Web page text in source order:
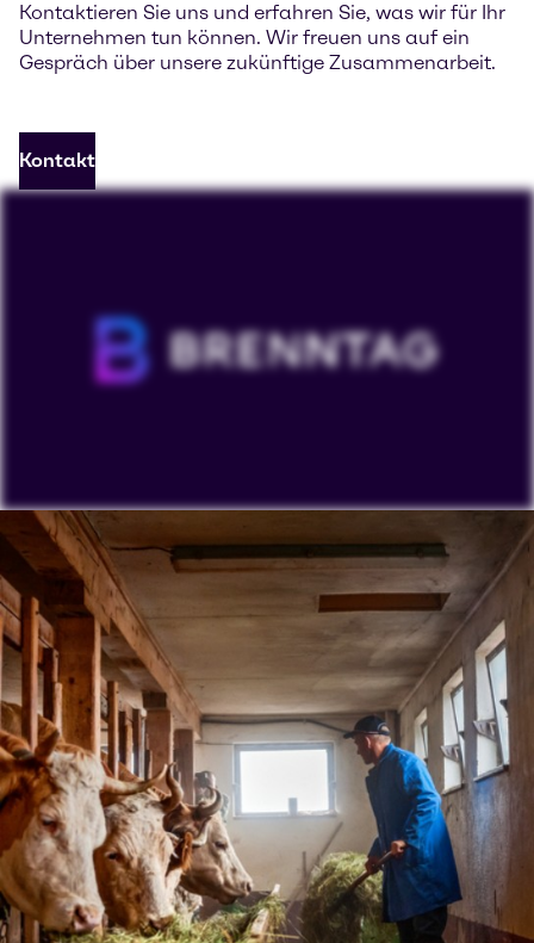
Kontaktieren Sie uns und erfahren Sie, was wir für Ihr
Unternehmen tun können. Wir freuen uns auf ein
Gespräch über unsere zukünftige Zusammenarbeit.
Kontakt
Um unsere YouTube-Videos anzusehen, müssen Sie
"Targeting-Cookies" akzeptieren. Die Anzeige dieser
Inhalte kann dazu führen, dass YouTube
personenbezogene Daten verarbeitet oder Cookies
auf Ihrem Gerät platziert.
Cookies SettingsAuf YouTube ansehen